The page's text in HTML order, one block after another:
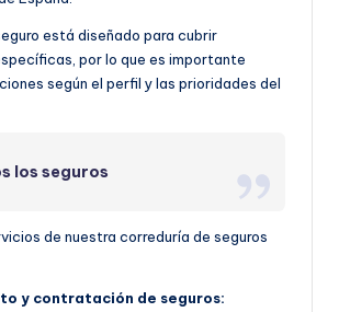
está diseñado para cubrir
por lo que es importante
según el perfil y las prioridades del
los seguros
de nuestra correduría de seguros
y contratación de seguros: